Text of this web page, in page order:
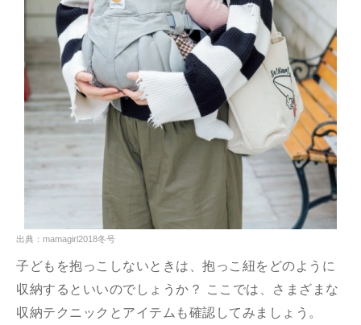
出典：mamagirl2018冬号
子どもを抱っこしないときは、抱っこ紐をどのように
収納するといいのでしょうか？ ここでは、さまざまな
収納テクニックとアイテムも確認してみましょう。